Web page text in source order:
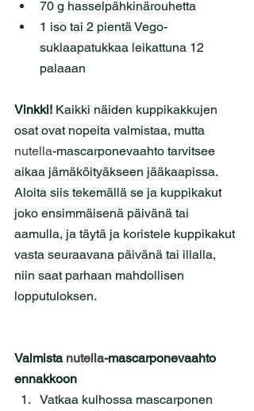
70 g hasselpähkinärouhetta
1 iso tai 2 pientä Vego-
suklaapatukkaa leikattuna 12
palaaan
Vinkki! Kaikki näiden kuppikakkujen
osat ovat nopeita valmistaa, mutta
nutella-mascarponevaahto tarvitsee
aikaa jämäköityäkseen jääkaapissa.
Aloita siis tekemällä se ja kuppikakut
joko ensimmäisenä päivänä tai
aamulla, ja täytä ja koristele kuppikakut
vasta seuraavana päivänä tai illalla,
niin saat parhaan mahdollisen
lopputuloksen.
Valmista nutella-mascarponevaahto
ennakkoon
Vatkaa kulhossa mascarponen